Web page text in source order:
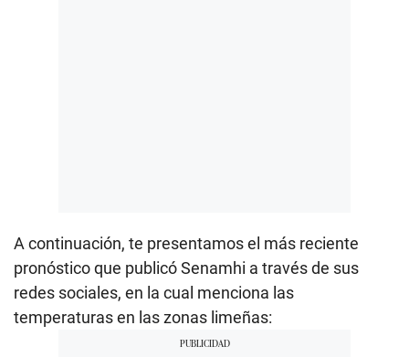
A continuación, te presentamos el más reciente
pronóstico que publicó Senamhi a través de sus
redes sociales, en la cual menciona las
temperaturas en las zonas limeñas: